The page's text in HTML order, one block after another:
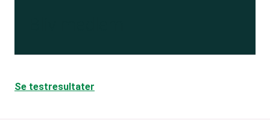
Se testresultater